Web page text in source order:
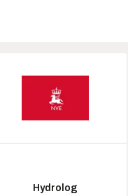
Hydrolog